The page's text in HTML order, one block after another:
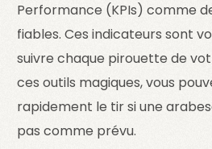
Performance (KPIs) comme
fiables. Ces indicateurs sont
suivre chaque pirouette de
ces outils magiques, vous
rapidement le tir si une
pas comme prévu.